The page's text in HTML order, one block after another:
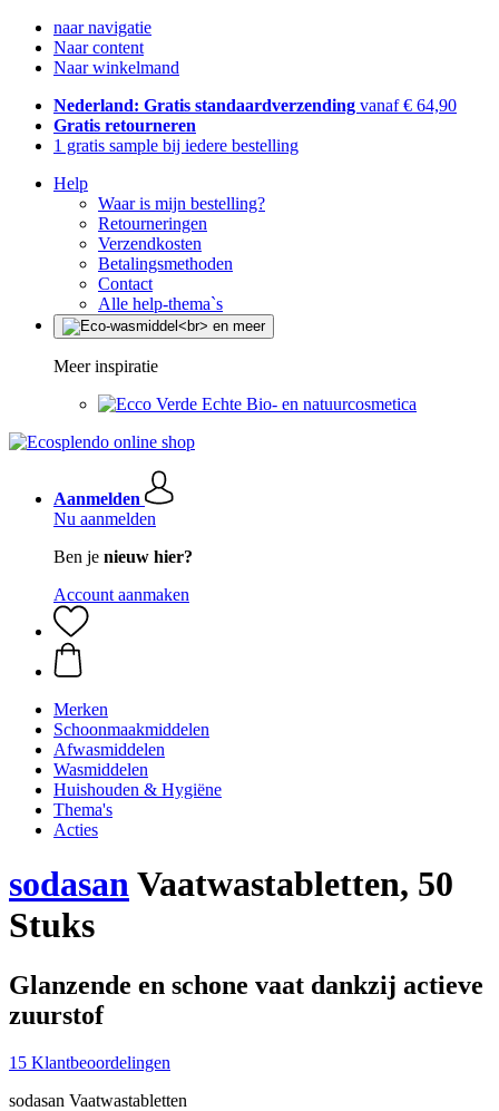
naar navigatie
Naar content
Naar winkelmand
Nederland: Gratis standaardverzending vanaf € 64,90
Gratis retourneren
1 gratis sample bij iedere bestelling
Help
Waar is mijn bestelling?
Retourneringen
Verzendkosten
Betalingsmethoden
Contact
Alle help-thema`s
Meer inspiratie
Echte Bio- en natuurcosmetica
Aanmelden
Nu aanmelden
Ben je nieuw hier?
Account aanmaken
Merken
Schoonmaakmiddelen
Afwasmiddelen
Wasmiddelen
Huishouden & Hygiëne
Thema's
Acties
sodasanVaatwastabletten, 50
Stuks
Glanzende en schone vaat dankzij actieve
zuurstof
15 Klantbeoordelingen
sodasan Vaatwastabletten